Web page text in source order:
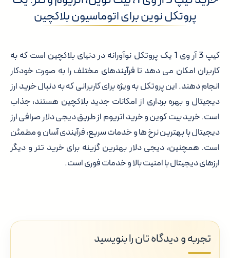
پروتکل نوین برای اتوماسیون بلاکچین
کیپ 3 آر وی 1 یک پروتکل نوآورانه در دنیای بلاکچین است که به
کاربران امکان می دهد تا فرآیندهای مختلف را به صورت خودکار
انجام دهند. این پروتکل به ویژه برای کاربرانی که به دنبال خرید ارز
دیجیتال و بهره برداری از امکانات جدید بلاکچین هستند، جذاب
است. خرید بیت کوین و خرید اتریوم از طریق دیجی دلار صرافی ارز
دیجیتال با بهترین نرخ ها و خدمات سریع، فرآیندی آسان و مطمئن
است. همچنین، دیجی دلار بهترین گزینه برای خرید تتر و دیگر
ارزهای دیجیتال با امنیت بالا و خدمات فوری است.
تجربه و دیدگاه تان را بنویسید